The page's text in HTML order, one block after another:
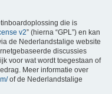
die is
v2” (hierna “GPL”) en kan
de Nederlandstalige website
discussies
voor wat wordt toegestaan of
Meer informatie over
of de Nederlandstalige